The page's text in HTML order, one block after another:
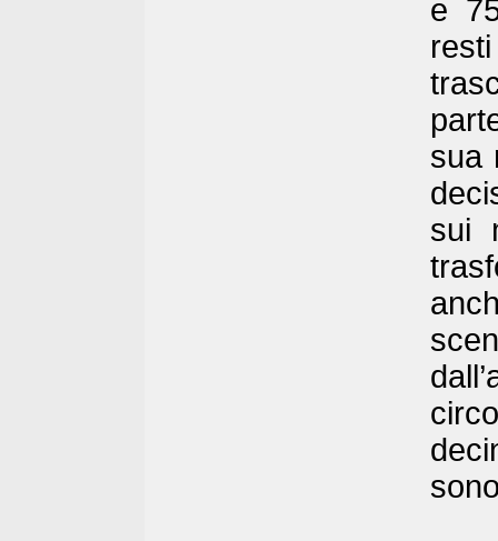
e
sua
sui